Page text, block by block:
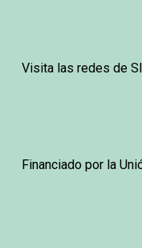
Visita las redes de
Financiado por la